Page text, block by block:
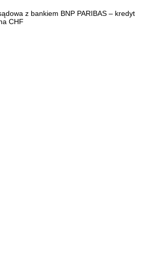
z bankiem BNP PARIBAS – kredyt
CHF